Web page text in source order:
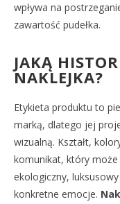
wpływa na
zawartość pudełka.
JAKĄ
NAKLEJKA?
Etykieta produktu to
marką, dlatego jej
wizualną. Kształt,
komunikat, który
ekologiczny,
konkretne emocje.